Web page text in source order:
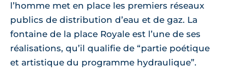
l’homme met en place les premiers réseaux
publics de distribution d’eau et de gaz. La
fontaine de la place Royale est l’une de ses
réalisations, qu’il qualifie de “partie poétique
et artistique du programme hydraulique”.